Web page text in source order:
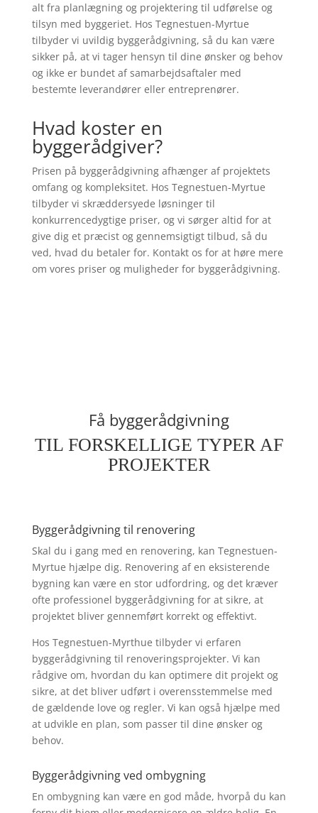
alt fra planlægning og projektering til udførelse og
tilsyn med byggeriet. Hos Tegnestuen-Myrtue
tilbyder vi uvildig byggerådgivning, så du kan være
sikker på, at vi tager hensyn til dine ønsker og behov
og ikke er bundet af samarbejdsaftaler med
bestemte leverandører eller entreprenører.
Hvad koster en
byggerådgiver?
Prisen på byggerådgivning afhænger af projektets
omfang og kompleksitet. Hos Tegnestuen-Myrtue
tilbyder vi skræddersyede løsninger til
konkurrencedygtige priser, og vi sørger altid for at
give dig et præcist og gennemsigtigt tilbud, så du
ved, hvad du betaler for. Kontakt os for at høre mere
om vores priser og muligheder for byggerådgivning.
Få byggerådgivning
TIL FORSKELLIGE TYPER AF
PROJEKTER
Byggerådgivning til renovering
Skal du i gang med en renovering, kan Tegnestuen-
Myrtue hjælpe dig. Renovering af en eksisterende
bygning kan være en stor udfordring, og det kræver
ofte professionel byggerådgivning for at sikre, at
projektet bliver gennemført korrekt og effektivt.
Hos Tegnestuen-Myrthue tilbyder vi erfaren
byggerådgivning til renoveringsprojekter. Vi kan
rådgive om, hvordan du kan optimere dit projekt og
sikre, at det bliver udført i overensstemmelse med
de gældende love og regler. Vi kan også hjælpe med
at udvikle en plan, som passer til dine ønsker og
behov.
Byggerådgivning ved ombygning
En ombygning kan være en god måde, hvorpå du kan